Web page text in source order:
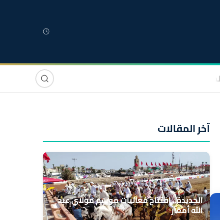
صوت وصورة
آخر المقالات
الجديدة.. افتتاح فعاليات موسم مولاي عبد
الله أمغار